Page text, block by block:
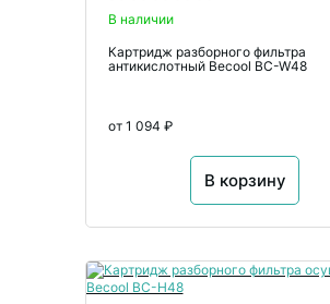
В наличии
Картридж разборного фильтра
антикислотный Becool BC-W48
от 1 094 ₽
В корзину